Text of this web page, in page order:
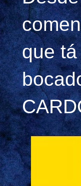
que